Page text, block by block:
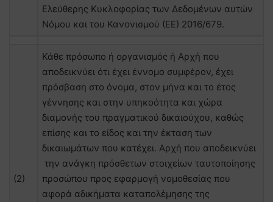
Ελεύθερης Κυκλοφορίας των Δεδομένων αυτών
Νόμου και του Κανονισμού (ΕΕ) 2016/679.
(2)
Κάθε πρόσωπο ή οργανισμός ή Αρχή που
αποδεικνύει ότι έχει έννομο συμφέρον, έχει
πρόσβαση στο όνομα, στον μήνα και το έτος
γέννησης και στην υπηκοότητα και χώρα
διαμονής του πραγματικού δικαιούχου, καθώς
επίσης και το είδος και την έκταση των
δικαιωμάτων που κατέχει. Αρχή που αποδεικνύει
την ανάγκη πρόσθετων στοιχείων ταυτοποίησης
προσώπου προς εφαρμογή νομοθεσίας που
αφορά αδικήματα καταπολέμησης της